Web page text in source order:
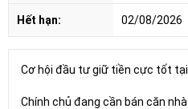
Hết hạn: 02/08/2026
Cơ hội đầu tư giữ tiền cực tốt tại
Chính chủ đang cần bán căn